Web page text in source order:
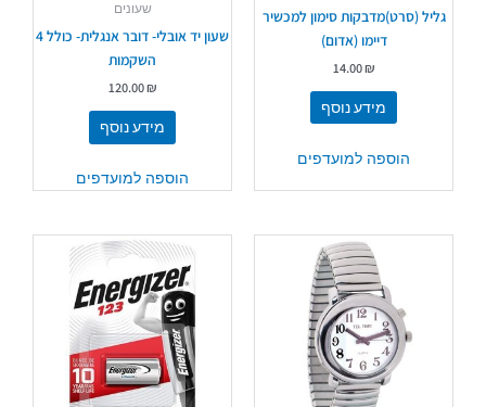
גליל (סרט)מדבקות סימון למכשיר
דיימו (אדום)
14.00₪
מידע נוסף
הוספה למועדפים
שעונים
שעון יד אובלי- דובר אנגלית- כולל 4
השקמות
120.00₪
מידע נוסף
הוספה למועדפים